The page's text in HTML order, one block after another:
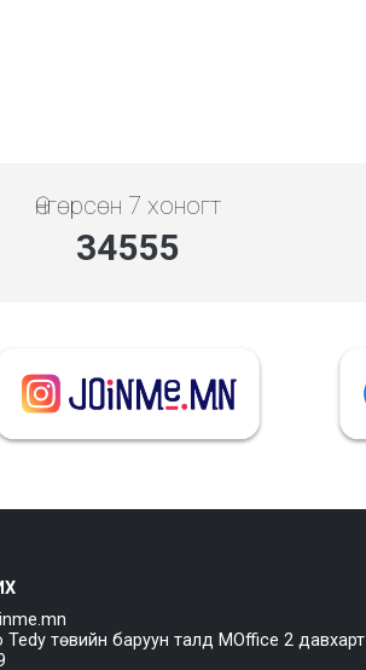
Өнгөрсөн 7 хоногт
34555
Tedy төвийн баруун талд MOffice 2 давхарт